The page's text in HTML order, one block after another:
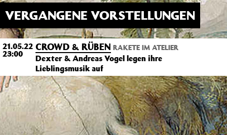
VERGANGENE VORSTELLUNGEN
21.05.22
23:00
CROWD & RÜBEN RAKETE IM ATELIER
Dexter & Andreas Vogel legen ihre
Lieblingsmusik auf